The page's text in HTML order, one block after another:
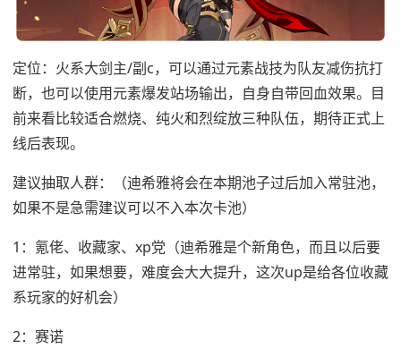
定位：火系大剑主/副c，可以通过元素战技为队友减伤抗打
断，也可以使用元素爆发站场输出，自身自带回血效果。目
前来看比较适合燃烧、纯火和烈绽放三种队伍，期待正式上
线后表现。
建议抽取人群：（迪希雅将会在本期池子过后加入常驻池，
如果不是急需建议可以不入本次卡池）
1：氪佬、收藏家、xp党（迪希雅是个新角色，而且以后要
进常驻，如果想要，难度会大大提升，这次up是给各位收藏
系玩家的好机会）
2：赛诺